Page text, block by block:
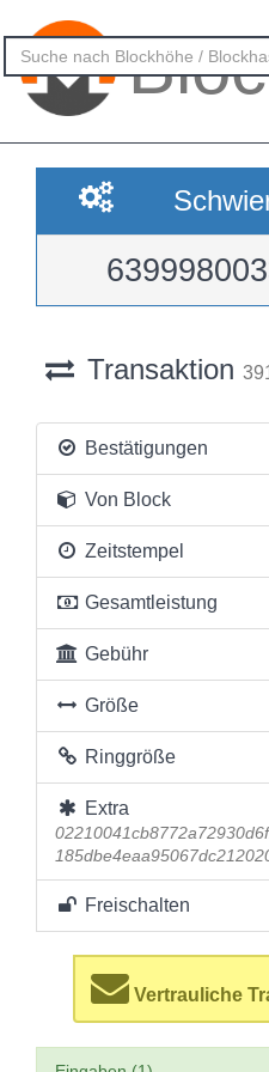
Transaktion
Bestätigungen
Von Block
Zeitstempel
Gesamtleistung
Gebühr
Größe
Ringgröße
Extra
Freischalten
Vertrauliche